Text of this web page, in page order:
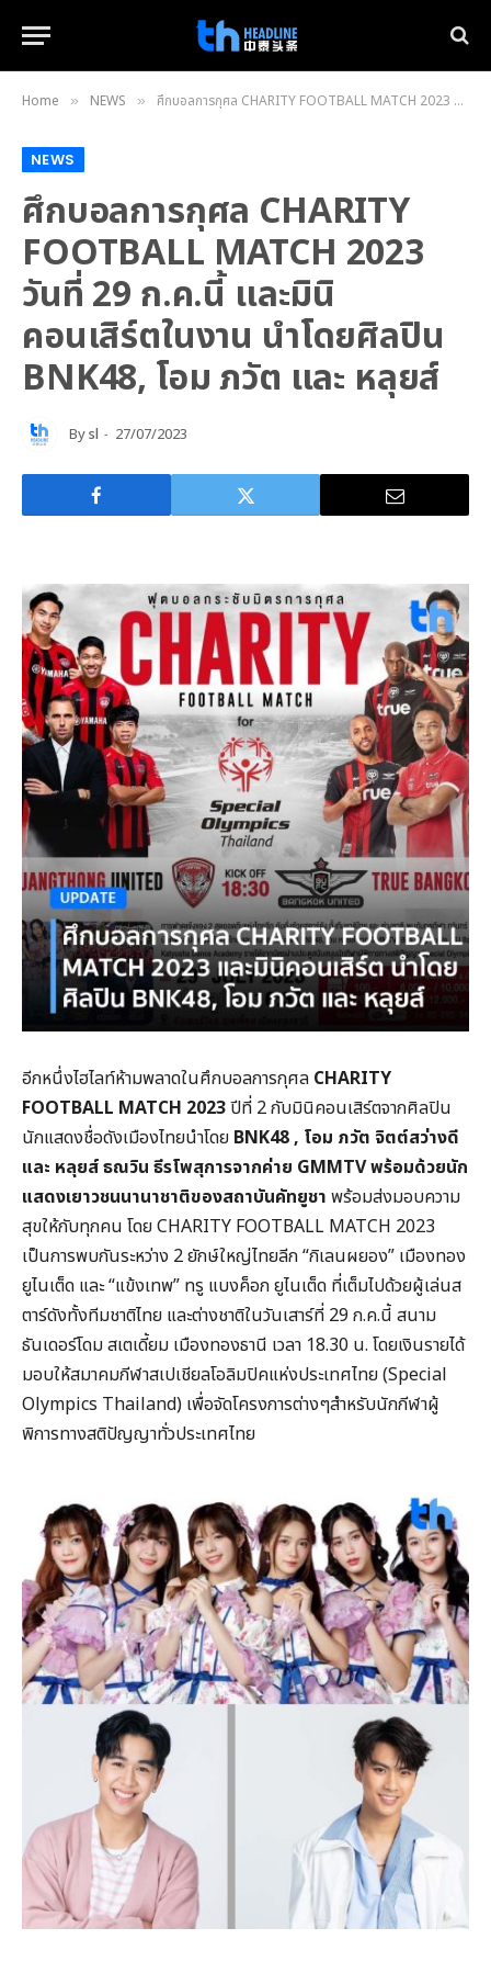
Home » NEWS » ศึกบอลการกุศล CHARITY FOOTBALL MATCH 2023 วันที่ 29 ก.ค.นี้ และมินิคอนเสิร์ตในงาน นำโดยศิลปิน BNK48, โอม ภวัต และ หลุยส์
NEWS
ศึกบอลการกุศล CHARITY
FOOTBALL MATCH 2023
วันที่ 29 ก.ค.นี้ และมินิ
คอนเสิร์ตในงาน นำโดยศิลปิน
BNK48, โอม ภวัต และ หลุยส์
Bysl 27/07/2023
อีกหนึ่งไฮไลท์ห้ามพลาดในศึกบอลการกุศล CHARITY
FOOTBALL MATCH 2023ปีที่ 2 กับมินิคอนเสิร์ตจากศิลปิน
นักแสดงชื่อดังเมืองไทยนำโดย BNK48 , โอม ภวัต จิตต์สว่างดี
และ หลุยส์ ธณวิน ธีรโพสุการจากค่าย GMMTV พร้อมด้วยนัก
แสดงเยาวชนนานาชาติของสถาบันคัทยูชา พร้อมส่งมอบความ
สุขให้กับทุกคน โดย CHARITY FOOTBALL MATCH 2023
เป็นการพบกันระหว่าง 2 ยักษ์ใหญ่ไทยลีก “กิเลนผยอง” เมืองทอง
ยูไนเต็ด และ “แข้งเทพ” ทรู แบงค็อก ยูไนเต็ด ที่เต็มไปด้วยผู้เล่นส
ตาร์ดังทั้งทีมชาติไทย และต่างชาติในวันเสาร์ที่ 29 ก.ค.นี้ สนาม
ธันเดอร์โดม สเตเดี้ยม เมืองทองธานี เวลา 18.30 น. โดยเงินรายได้
มอบให้สมาคมกีฬาสเปเชียลโอลิมปิคแห่งประเทศไทย (Special
Olympics Thailand) เพื่อจัดโครงการต่างๆสำหรับนักกีฬาผู้
พิการทางสติปัญญาทั่วประเทศไทย